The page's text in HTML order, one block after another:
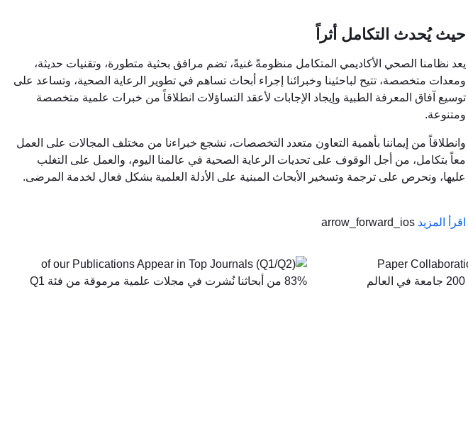
حيث يُحدث التكامل أثراً
يعد نظامنا الصحي الأكاديمي المتكامل منظومةً غنيةً، تضم مرافق بحثية متطورة، وتقنيات حديثة،
ومعدات متخصصة، تتيح لباحثينا وخبرائنا إجراء أبحاث تساهم في تطوير الرعاية الصحية، وتساعد على
توسيع آفاق المعرفة الطبية وإيجاد الإجابات لأعقد التساؤلات انطلاقاً من خبرات علمية متخصصة
ومتنوعة.
وانطلاقاً من إيماننا بأهمية التعاون متعدد التخصصات، نشجع خبراءنا من مختلف المجالات على العمل
معاً بتكامل، من أجل الوقوف على تحديات الرعاية الصحية في عالمنا اليوم، والعمل على التغلب
عليها، ونحرص على ترجمة وتسخير الأبحاث المبنية على الأدلة العلمية بشكل فعال لخدمة المرضى.
اقرأ المزيد arrow_forward_ios
83% من أبحاثنا نُشرت في مجلات علمية مرموقة من فئة Q1